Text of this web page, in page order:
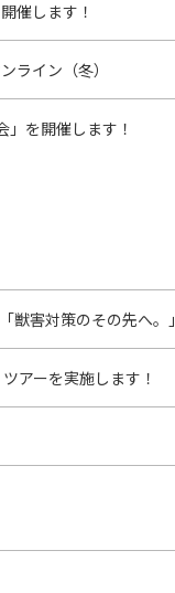
催します！
ライン（冬）
を開催します！
獣害対策のその先へ
アーを実施します！